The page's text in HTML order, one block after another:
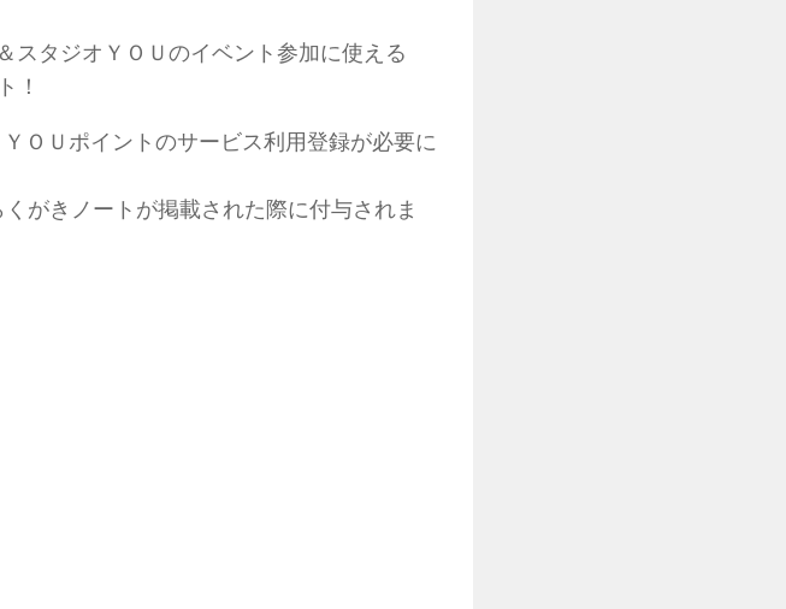
スタジオＹＯＵのイベント参加に使える
！
ＯＵポイントのサービス利用登録が必要に
がきノートが掲載された際に付与されま